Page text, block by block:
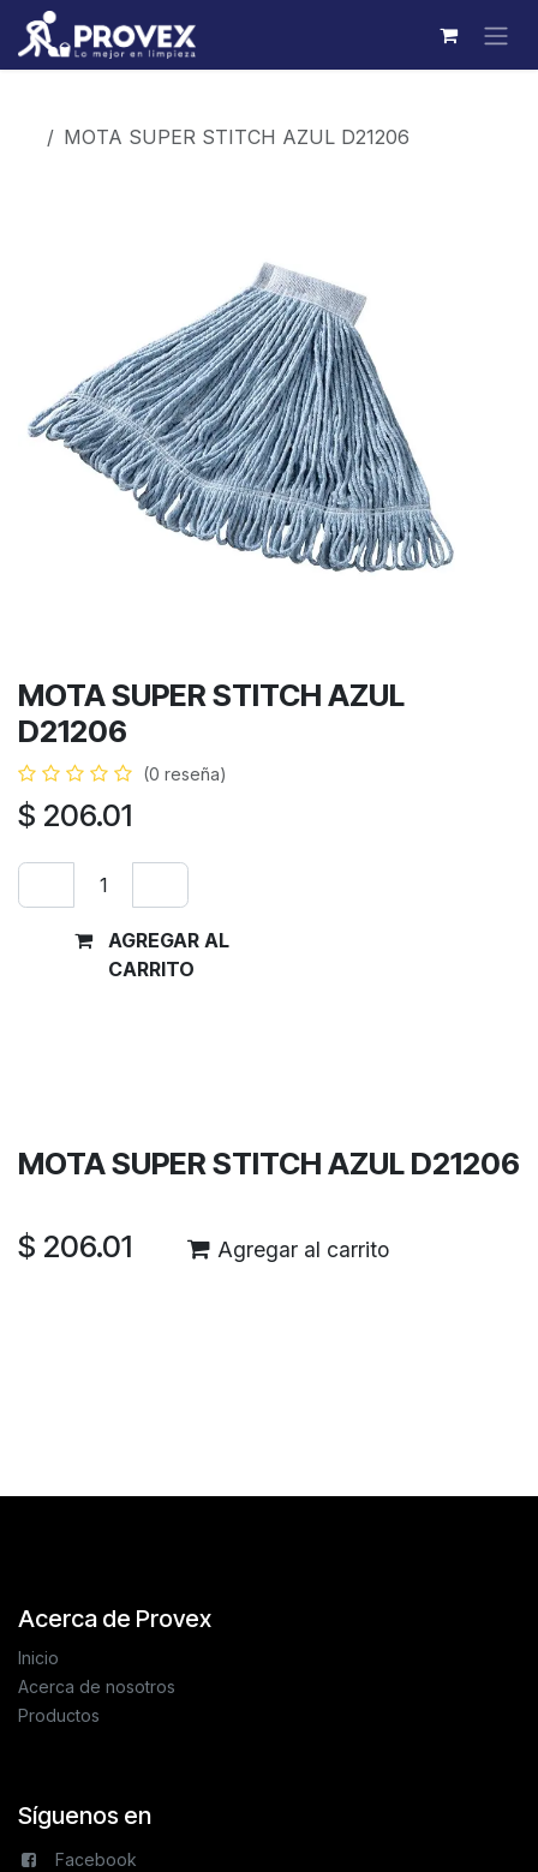
Ir al contenido
MOTA SUPER STITCH AZUL D21206
MOTA SUPER STITCH AZUL
D21206
(0 reseña)
$ 206.01
AGREGAR AL
CARRITO
MOTA SUPER STITCH AZUL D21206
$ 206.01 Agregar al carrito
Acerca de Provex
Inicio
Acerca de nosotros
Productos
Síguenos en
Facebook